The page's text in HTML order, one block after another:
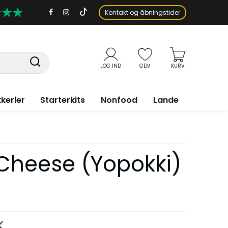
Kontakt og åbningstider
LOG IND GEM KURV
Starterkits Nonfood Lande
(Yopokki)